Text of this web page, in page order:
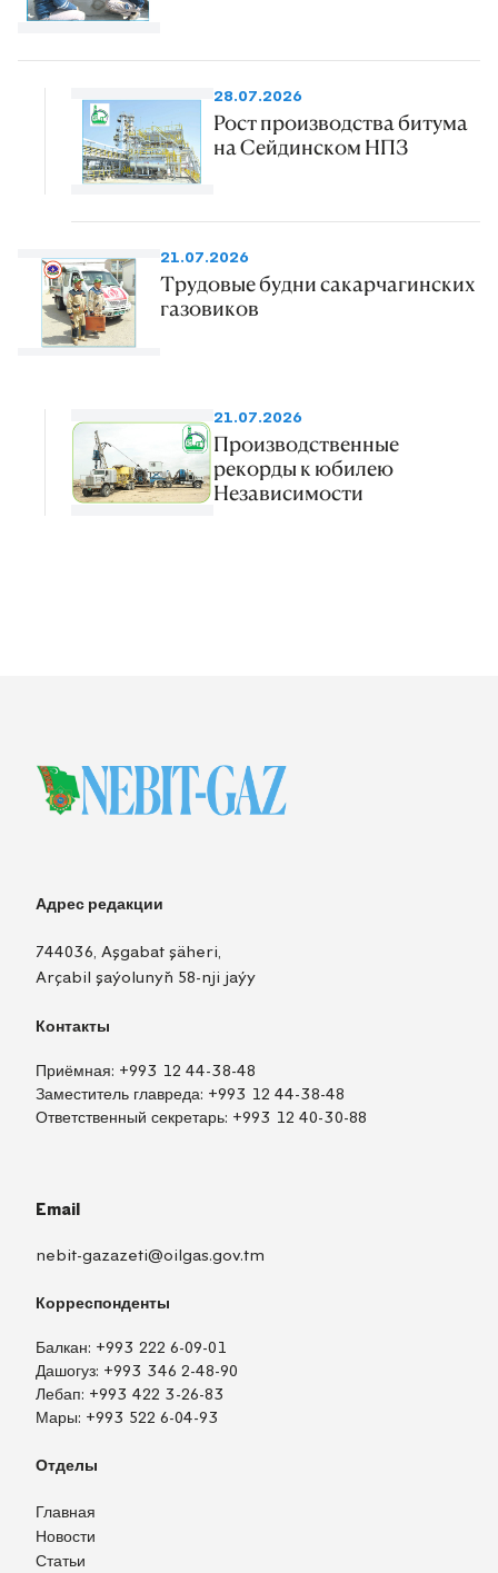
28.07.2026
Рост производства битума
на Сейдинском НПЗ
21.07.2026
Трудовые будни сакарчагинских
газовиков
21.07.2026
Производственные
рекорды к юбилею
Независимости
Адрес редакции
744036, Aşgabat şäheri,
Arçabil şaýolunyň 58-nji jaýy
Контакты
Приёмная: +993 12 44-38-48
Заместитель главреда: +993 12 44-38-48
Ответственный секретарь: +993 12 40-30-88
Email
nebit-gazazeti@oilgas.gov.tm
Корреспонденты
Балкан: +993 222 6-09-01
Дашогуз: +993 346 2-48-90
Лебап: +993 422 3-26-83
Мары: +993 522 6-04-93
Отделы
Главная
Новости
Статьи